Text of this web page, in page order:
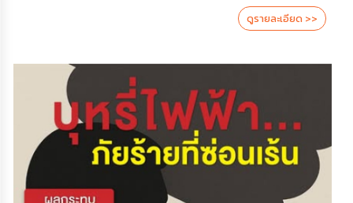
ดูรายละเอียด >>